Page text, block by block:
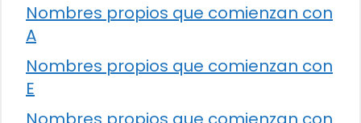
Nombres propios que comienzan con
A
Nombres propios que comienzan con
E